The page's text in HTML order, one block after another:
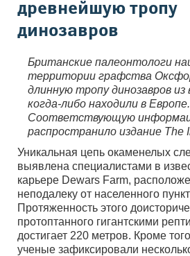
древнейшую тропу
динозавров
Британские палеонтологи
территории графства
длинную тропу динозавров из
когда-либо находили в Европе.
Соответствующую
распространило издание The
Уникальная цепь окаменелых
выявлена специалистами в
карьере Dewars Farm,
неподалеку от населенного
Протяженность этого
протоптанного гигантскими
достигает 220 метров. Кроме
ученые зафиксировали